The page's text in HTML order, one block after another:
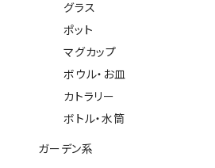
グラス
ポット
マグカップ
ボウル・お皿
カトラリー
ボトル・水筒
ガーデン系